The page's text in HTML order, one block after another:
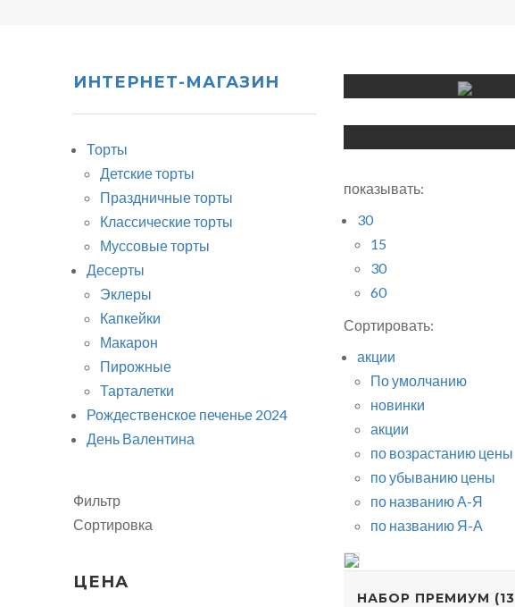
ИНТЕРНЕТ-МАГАЗИН
Торты
Детские торты
Праздничные торты
Классические торты
Муссовые торты
Десерты
Эклеры
Капкейки
Макарон
Пирожные
Тарталетки
Рождественское печенье 2024
День Валентина
Фильтр
Сортировка
ЦЕНА
показывать:
30
15
30
60
Сортировать:
акции
По умолчанию
новинки
акции
по возрастанию цены
по убыванию цены
по названию А-Я
по названию Я-А
НАБОР ПРЕМИУМ (13